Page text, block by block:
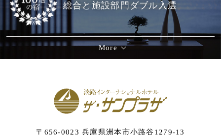
総合と施設部門ダブル入選
More
〒656-0023 兵庫県洲本市小路谷1279-13